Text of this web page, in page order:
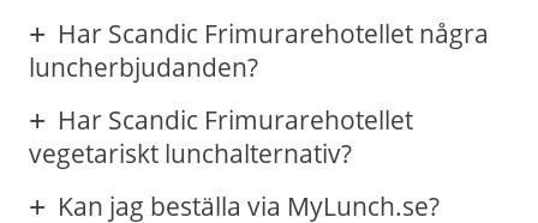
Har Scandic Frimurarehotellet några
luncherbjudanden?
Har Scandic Frimurarehotellet
vegetariskt lunchalternativ?
Kan jag beställa via MyLunch.se?